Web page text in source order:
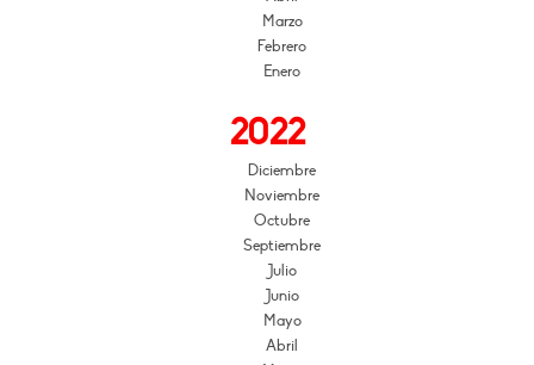
Marzo
Febrero
Enero
2022
Diciembre
Noviembre
Octubre
Septiembre
Julio
Junio
Mayo
Abril